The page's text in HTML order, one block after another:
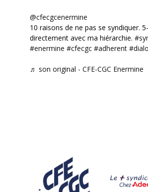
@cfecgcenermine
10 raisons de ne pas se syndiquer.
directement avec ma hiérarchie.
#enermine #cfecgc #adherent
♬ son original - CFE-CGC Enermine